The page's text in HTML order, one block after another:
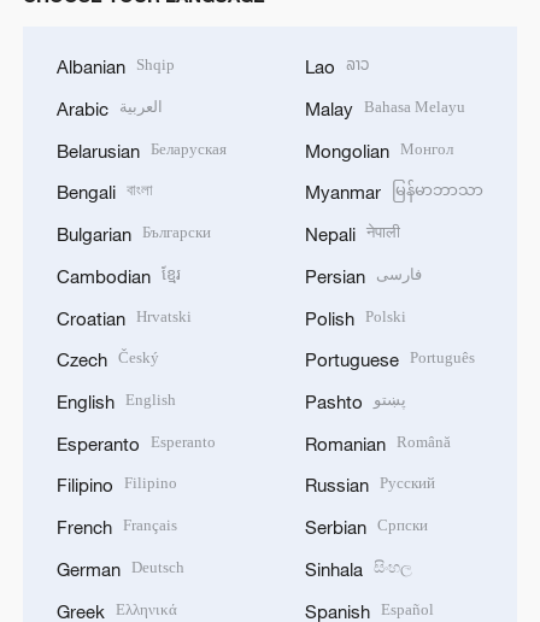
Albanian Shqip
Arabic العربية
Belarusian Беларуская
Bengali বাংলা
Bulgarian Български
Cambodian ខ្មែរ
Croatian Hrvatski
Czech Český
English English
Esperanto Esperanto
Filipino Filipino
French Français
German Deutsch
Greek Ελληνικά
Lao ລາວ
Malay Bahasa Melayu
Mongolian Монгол
Myanmar မြန်မာဘာသာ
Nepali नेपाली
Persian فارسی
Polish Polski
Portuguese Português
Pashto پښتو
Romanian Română
Russian Русский
Serbian Српски
Sinhala සිංහල
Spanish Español